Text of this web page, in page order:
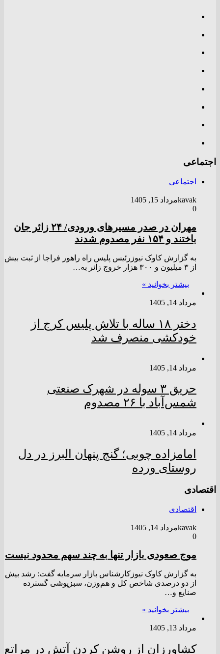
اجتماعی
اجتماعی
kavakمرداد 15, 1405
0
مهران در صدر مسیر‌های ورودی/ ۲۴ زائر جان
باختند و ۱۵۴ نفر مصدوم شدند
به گزارش کاوک نیوزرئیس پلیس راه راهور فراجا از ثبت بیش
از ۳ میلیون و ۳۰۰ هزار خروج زائر به…
بیشتر بخوانید »
مرداد 14, 1405
دختر ‌۱۸‌ ‌ساله‌ با تلاش پلیس کرج از
خودکشی منصرف شد
مرداد 14, 1405
حریق ۳ سوله در شهرک صنعتی
شمس‌آباد با ۲۶ مصدوم
مرداد 14, 1405
امامزاده چوبی؛ گنج پنهان البرز در دل
روستای ورده
اقتصادی
اقتصادی
kavakمرداد 14, 1405
0
موج صعودی بازار تنها به چند سهم محدود نیست
به گزارش کاوک نیوزکارشناس بازار سرمایه گفت: رشد بیش
از دو درصدی شاخص کل و هم‌وزن، سبزپوشی گسترده
صنایع و…
بیشتر بخوانید »
مرداد 13, 1405
کشاورزان از روشن کردن آتش در مراتع